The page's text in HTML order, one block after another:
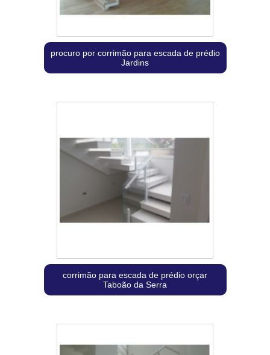
procuro por corrimão para escada de prédio
Jardins
corrimão para escada de prédio orçar
Taboão da Serra